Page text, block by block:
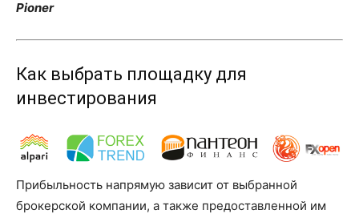
Pioner
Как выбрать площадку для
инвестирования
Прибыльность напрямую зависит от выбранной
брокерской компании, а также предоставленной им